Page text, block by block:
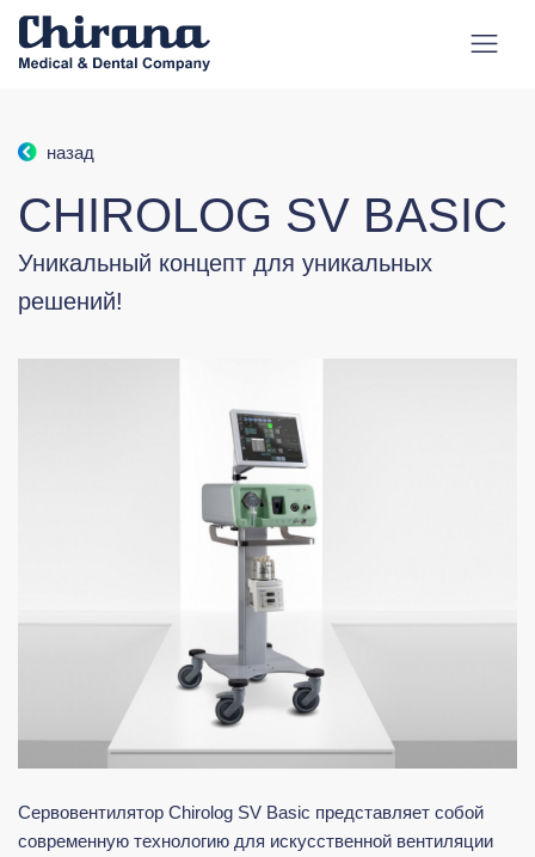
назад
CHIROLOG SV BASIC
Уникальный концепт для уникальных
решений!
Сервовентилятор Chirolog SV Basic представляет собой
современную технологию для искусственной вентиляции